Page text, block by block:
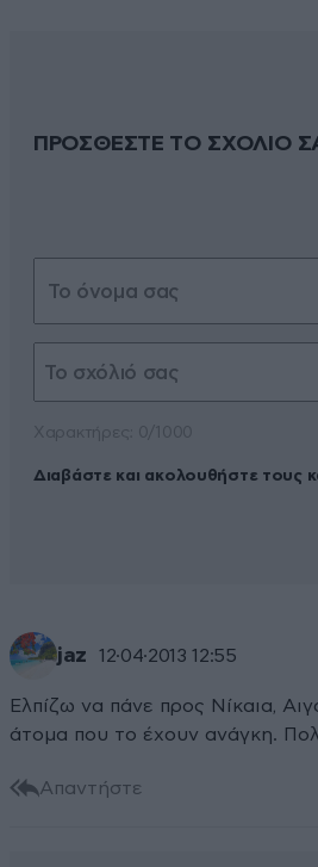
ΠΡΟΣΘΕΣΤΕ ΤΟ ΣΧΟΛΙΟ
Διαβάστε και ακολουθήστε τους
jaz 12·04·2013 12:55
Ελπίζω να πάνε προς Νίκαια,
άτομα που το έχουν ανάγκη.
Απαντήστε